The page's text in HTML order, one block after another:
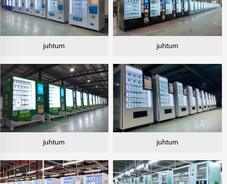
juhtum juhtum
juhtum juhtum